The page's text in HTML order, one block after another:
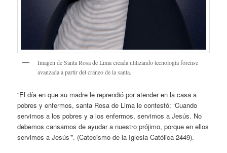
Imagen de Santa Rosa de Lima creada utilizando tecnología forense
avanzada a partir del cráneo de la santa.
“El día en que su madre le reprendió por atender en la casa a
pobres y enfermos, santa Rosa de Lima le contestó: ‘Cuando
servimos a los pobres y a los enfermos, servimos a Jesús. No
debemos cansarnos de ayudar a nuestro prójimo, porque en ellos
servimos a Jesús’”. (Catecismo de la Iglesia Católica 2449).